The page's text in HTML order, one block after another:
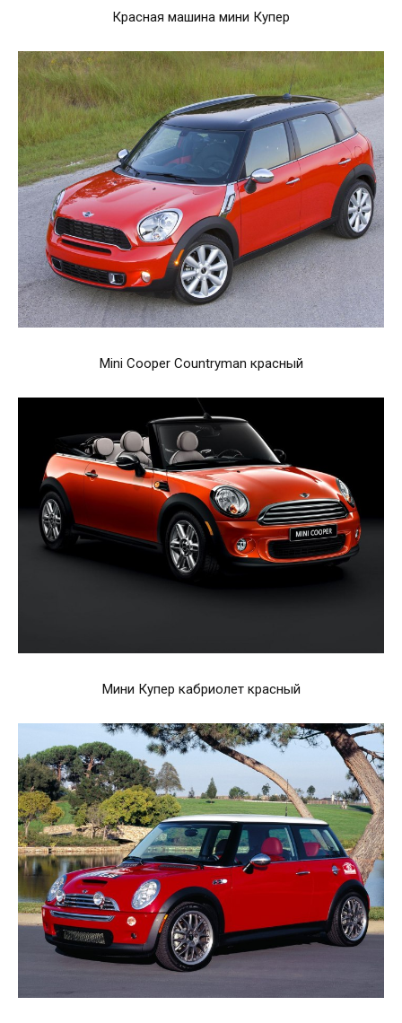
Красная машина мини Купер
Mini Cooper Countryman красный
Мини Купер кабриолет красный